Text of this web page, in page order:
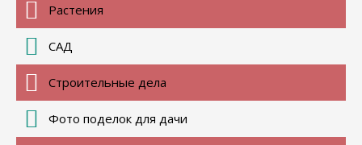
Растения
САД
Строительные дела
Фото поделок для дачи